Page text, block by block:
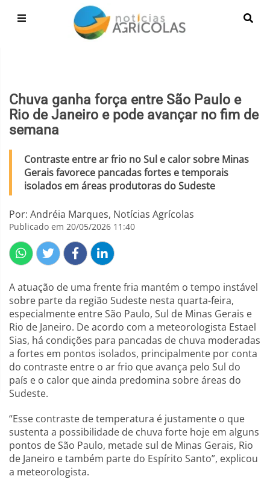
Chuva ganha força entre São Paulo e
Rio de Janeiro e pode avançar no fim de
semana
Contraste entre ar frio no Sul e calor sobre Minas
Gerais favorece pancadas fortes e temporais
isolados em áreas produtoras do Sudeste
Por: Andréia Marques, Notícias Agrícolas
Publicado em 20/05/2026 11:40
A atuação de uma frente fria mantém o tempo instável
sobre parte da região Sudeste nesta quarta-feira,
especialmente entre São Paulo, Sul de Minas Gerais e
Rio de Janeiro. De acordo com a meteorologista Estael
Sias, há condições para pancadas de chuva moderadas
a fortes em pontos isolados, principalmente por conta
do contraste entre o ar frio que avança pelo Sul do
país e o calor que ainda predomina sobre áreas do
Sudeste.
“Esse contraste de temperatura é justamente o que
sustenta a possibilidade de chuva forte hoje em alguns
pontos de São Paulo, metade sul de Minas Gerais, Rio
de Janeiro e também parte do Espírito Santo”, explicou
a meteorologista.